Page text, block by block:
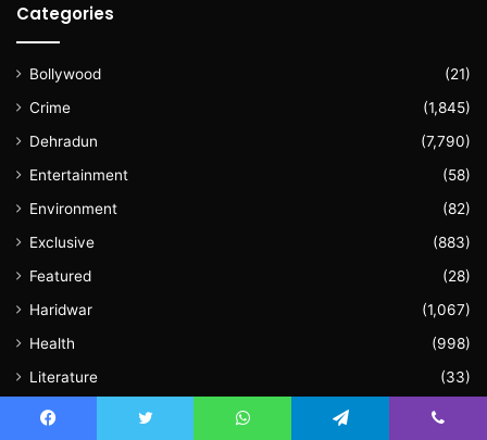
Categories
Bollywood
(21)
Crime
(1,845)
Dehradun
(7,790)
Entertainment
(58)
Environment
(82)
Exclusive
(883)
Featured
(28)
Haridwar
(1,067)
Health
(998)
Literature
(33)
National
(1,286)